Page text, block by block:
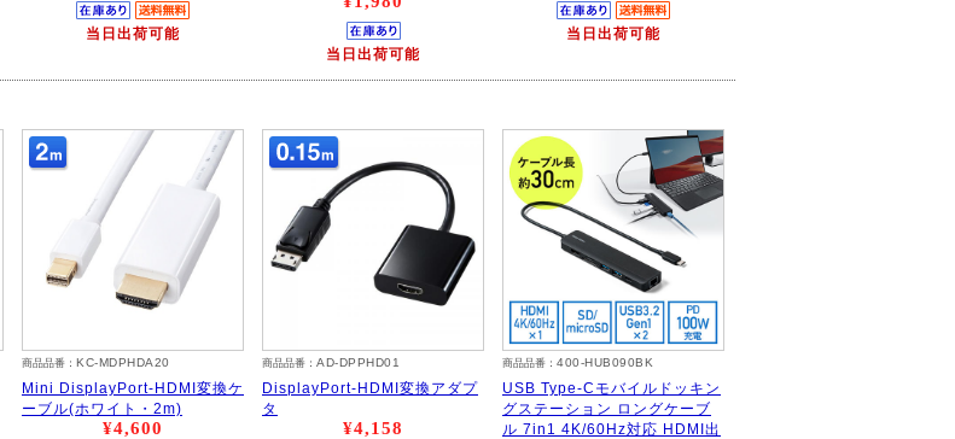
当日出荷可能
当日出荷可能
当日出荷可能
商品品番： KC-MDPHDA20
Mini DisplayPort-HDMI変換ケ
ーブル(ホワイト・2m)
¥4,600
商品品番： AD-DPPHD01
DisplayPort-HDMI変換アダプ
タ
¥4,158
商品品番： 400-HUB090BK
USB Type-Cモバイルドッキン
グステーション ロングケーブ
ル 7in1 4K/60Hz対応 HDMI出